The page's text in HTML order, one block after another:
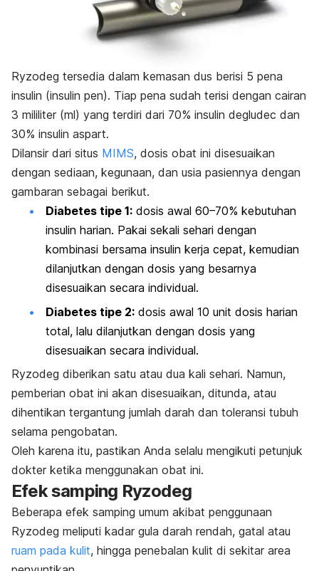
Ryzodeg tersedia dalam kemasan dus berisi 5 pena
insulin (insulin pen). Tiap pena sudah terisi dengan cairan
3 mililiter (ml) yang terdiri dari 70% insulin degludec dan
30% insulin aspart.
Dilansir dari situs MIMS, dosis obat ini disesuaikan
dengan sediaan, kegunaan, dan usia pasiennya dengan
gambaran sebagai berikut.
Diabetes tipe 1: dosis awal 60–70% kebutuhan
insulin harian. Pakai sekali sehari dengan
kombinasi bersama insulin kerja cepat, kemudian
dilanjutkan dengan dosis yang besarnya
disesuaikan secara individual.
Diabetes tipe 2: dosis awal 10 unit dosis harian
total, lalu dilanjutkan dengan dosis yang
disesuaikan secara individual.
Ryzodeg diberikan satu atau dua kali sehari. Namun,
pemberian obat ini akan disesuaikan, ditunda, atau
dihentikan tergantung jumlah darah dan toleransi tubuh
selama pengobatan.
Oleh karena itu, pastikan Anda selalu mengikuti petunjuk
dokter ketika menggunakan obat ini.
Efek samping Ryzodeg
Beberapa efek samping umum akibat penggunaan
Ryzodeg meliputi kadar gula darah rendah, gatal atau
ruam pada kulit, hingga penebalan kulit di sekitar area